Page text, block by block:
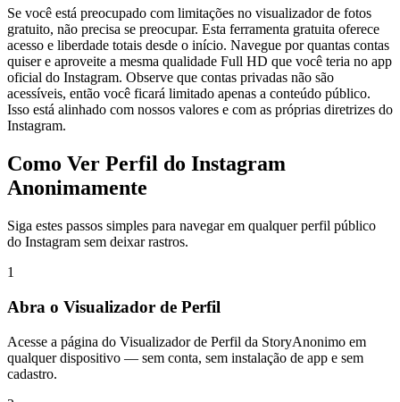
Se você está preocupado com limitações no visualizador de fotos
gratuito, não precisa se preocupar. Esta ferramenta gratuita oferece
acesso e liberdade totais desde o início. Navegue por quantas contas
quiser e aproveite a mesma qualidade Full HD que você teria no app
oficial do Instagram. Observe que contas privadas não são
acessíveis, então você ficará limitado apenas a conteúdo público.
Isso está alinhado com nossos valores e com as próprias diretrizes do
Instagram.
Como Ver Perfil do Instagram
Anonimamente
Siga estes passos simples para navegar em qualquer perfil público
do Instagram sem deixar rastros.
1
Abra o Visualizador de Perfil
Acesse a página do Visualizador de Perfil da StoryAnonimo em
qualquer dispositivo — sem conta, sem instalação de app e sem
cadastro.